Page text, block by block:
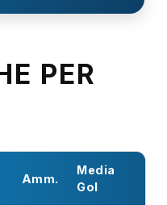
PER
Amm.
Media
Gol